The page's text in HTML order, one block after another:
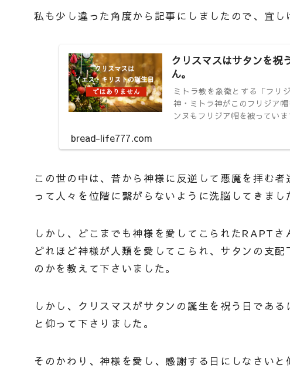
私も少し違った角度から記事にしましたので、宜し
クリスマスはサタンを祝
ん。
ミトラ教を象徴とする「フリ
神・ミトラ神がこのフリジア
ンヌもフリジア帽を被ってい
bread-life777.com
この世の中は、昔から神様に反逆して悪魔を拝む
って人々を位階に繋がらないように洗脳してきまし
しかし、どこまでも神様を愛してこられたRAPTさ
どれほど神様が人類を愛してこられ、サタンの支
のかを教えて下さいました。
しかし、クリスマスがサタンの誕生を祝う日であ
と仰って下さりました。
そのかわり、神様を愛し、感謝する日にしなさいと